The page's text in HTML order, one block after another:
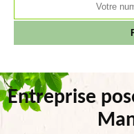
Entreprise